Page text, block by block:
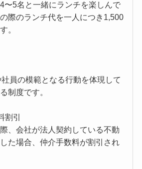
〜5名と一緒にランチを楽しんで
際のランチ代を一人につき1,500
。
員の模範となる行動を体現して
制度です。
割引
、会社が法人契約している不動
た場合、仲介手数料が割引され